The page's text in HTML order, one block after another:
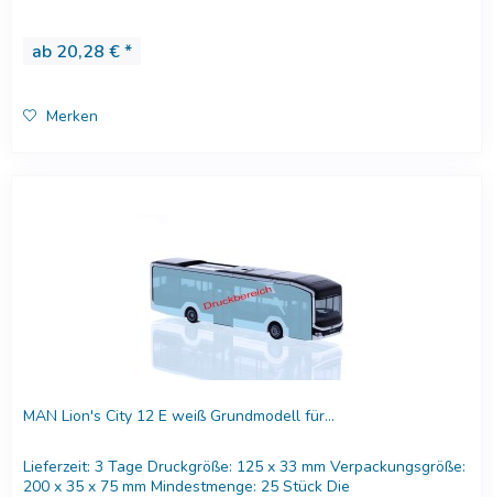
ab 20,28 € *
Merken
MAN Lion's City 12 E weiß Grundmodell für...
Lieferzeit: 3 Tage Druckgröße: 125 x 33 mm Verpackungsgröße:
200 x 35 x 75 mm Mindestmenge: 25 Stück Die